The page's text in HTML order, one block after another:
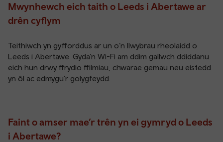
Mwynhewch eich taith o Leeds i Abertawe ar
drên cyflym
Teithiwch yn gyfforddus ar un o’n llwybrau rheolaidd o
Leeds i Abertawe. Gyda’n Wi-Fi am ddim gallwch ddiddanu
eich hun drwy ffrydio ffilmiau, chwarae gemau neu eistedd
yn ôl ac edmygu’r golygfeydd.
Faint o amser mae’r trên yn ei gymryd o Leeds
i Abertawe?